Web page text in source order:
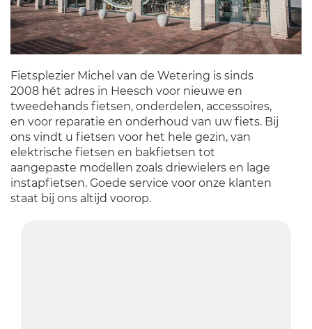
Fietsplezier Michel van de Wetering is sinds
2008 hét adres in Heesch voor nieuwe en
tweedehands fietsen, onderdelen, accessoires,
en voor reparatie en onderhoud van uw fiets. Bij
ons vindt u fietsen voor het hele gezin, van
elektrische fietsen en bakfietsen tot
aangepaste modellen zoals driewielers en lage
instapfietsen. Goede service voor onze klanten
staat bij ons altijd voorop.